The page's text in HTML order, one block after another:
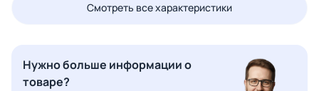
Смотреть все характеристики
Нужно больше информации о
товаре?